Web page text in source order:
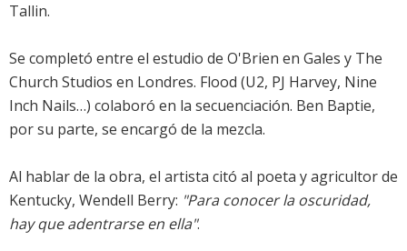
Tallin.
Se completó entre el estudio de O'Brien en Gales y The
Church Studios en Londres. Flood (U2, PJ Harvey, Nine
Inch Nails…) colaboró ​​en la secuenciación. Ben Baptie,
por su parte, se encargó de la mezcla.
Al hablar de la obra, el artista citó al poeta y agricultor de
Kentucky, Wendell Berry: "Para conocer la oscuridad,
hay que adentrarse en ella".